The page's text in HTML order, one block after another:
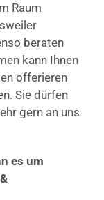
Raum
beraten
kann Ihnen
offerieren
Sie dürfen
gern an uns
es um